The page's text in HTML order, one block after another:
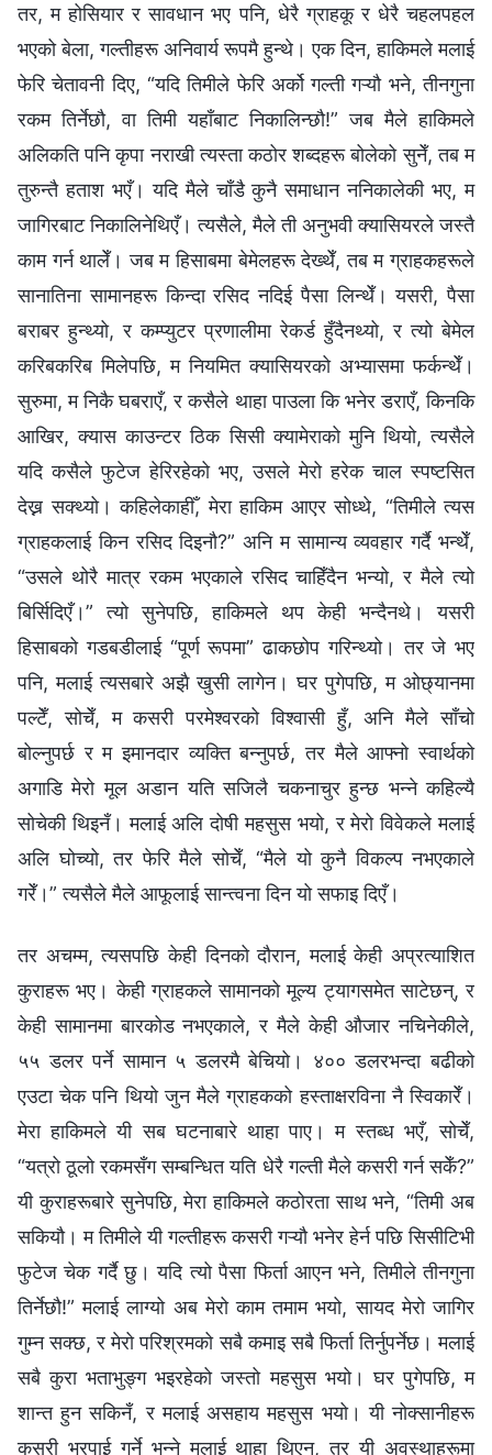
तर, म होसियार र सावधान भए पनि, धेरै ग्राहकू र धेरै चहलपहल
भएको बेला, गल्तीहरू अनिवार्य रूपमै हुन्थे। एक दिन, हाकिमले मलाई
फेरि चेतावनी दिए, “यदि तिमीले फेरि अर्को गल्ती गऱ्यौ भने, तीनगुना
रकम तिर्नेछौ, वा तिमी यहाँबाट निकालिन्छौ!” जब मैले हाकिमले
अलिकति पनि कृपा नराखी त्यस्ता कठोर शब्दहरू बोलेको सुनेँ, तब म
तुरुन्तै हताश भएँ। यदि मैले चाँडै कुनै समाधान ननिकालेकी भए, म
जागिरबाट निकालिनेथिएँ। त्यसैले, मैले ती अनुभवी क्यासियरले जस्तै
काम गर्न थालेँ। जब म हिसाबमा बेमेलहरू देख्थेँ, तब म ग्राहकहरूले
सानातिना सामानहरू किन्दा रसिद नदिई पैसा लिन्थेँ। यसरी, पैसा
बराबर हुन्थ्यो, र कम्प्युटर प्रणालीमा रेकर्ड हुँदैनथ्यो, र त्यो बेमेल
करिबकरिब मिलेपछि, म नियमित क्यासियरको अभ्यासमा फर्कन्थेँ।
सुरुमा, म निकै घबराएँ, र कसैले थाहा पाउला कि भनेर डराएँ, किनकि
आखिर, क्यास काउन्टर ठिक सिसी क्यामेराको मुनि थियो, त्यसैले
यदि कसैले फुटेज हेरिरहेको भए, उसले मेरो हरेक चाल स्पष्टसित
देख्न सक्थ्यो। कहिलेकाहीँ, मेरा हाकिम आएर सोध्थे, “तिमीले त्यस
ग्राहकलाई किन रसिद दिइनौ?” अनि म सामान्य व्यवहार गर्दै भन्थेँ,
“उसले थोरै मात्र रकम भएकाले रसिद चाहिँदैन भन्यो, र मैले त्यो
बिर्सिदिएँ।” त्यो सुनेपछि, हाकिमले थप केही भन्दैनथे। यसरी
हिसाबको गडबडीलाई “पूर्ण रूपमा” ढाकछोप गरिन्थ्यो। तर जे भए
पनि, मलाई त्यसबारे अझै खुसी लागेन। घर पुगेपछि, म ओछ्यानमा
पल्टेँ, सोचेँ, म कसरी परमेश्‍वरको विश्वासी हुँ, अनि मैले साँचो
बोल्नुपर्छ र म इमानदार व्यक्ति बन्नुपर्छ, तर मैले आफ्नो स्वार्थको
अगाडि मेरो मूल अडान यति सजिलै चकनाचुर हुन्छ भन्ने कहिल्यै
सोचेकी थिइनँ। मलाई अलि दोषी महसुस भयो, र मेरो विवेकले मलाई
अलि घोच्यो, तर फेरि मैले सोचेँ, “मैले यो कुनै विकल्प नभएकाले
गरेँ।” त्यसैले मैले आफूलाई सान्त्वना दिन यो सफाइ दिएँ।
तर अचम्म, त्यसपछि केही दिनको दौरान, मलाई केही अप्रत्याशित
कुराहरू भए। केही ग्राहकले सामानको मूल्य ट्यागसमेत साटेछन्, र
केही सामानमा बारकोड नभएकाले, र मैले केही औजार नचिनेकीले,
५५ डलर पर्ने सामान ५ डलरमै बेचियो। ४०० डलरभन्दा बढीको
एउटा चेक पनि थियो जुन मैले ग्राहकको हस्ताक्षरविना नै स्विकारेँ।
मेरा हाकिमले यी सब घटनाबारे थाहा पाए। म स्तब्ध भएँ, सोचेँ,
“यत्रो ठूलो रकमसँग सम्बन्धित यति धेरै गल्ती मैले कसरी गर्न सकेँ?”
यी कुराहरूबारे सुनेपछि, मेरा हाकिमले कठोरता साथ भने, “तिमी अब
सकियौ। म तिमीले यी गल्तीहरू कसरी गऱ्यौ भनेर हेर्न पछि सिसीटिभी
फुटेज चेक गर्दै छु। यदि त्यो पैसा फिर्ता आएन भने, तिमीले तीनगुना
तिर्नेछौ!” मलाई लाग्यो अब मेरो काम तमाम भयो, सायद मेरो जागिर
गुम्न सक्छ, र मेरो परिश्रमको सबै कमाइ सबै फिर्ता तिर्नुपर्नेछ। मलाई
सबै कुरा भताभुङ्ग भइरहेको जस्तो महसुस भयो। घर पुगेपछि, म
शान्त हुन सकिनँ, र मलाई असहाय महसुस भयो। यी नोक्सानीहरू
कसरी भरपाई गर्ने भन्ने मलाई थाहा थिएन, तर यी अवस्थाहरूमा